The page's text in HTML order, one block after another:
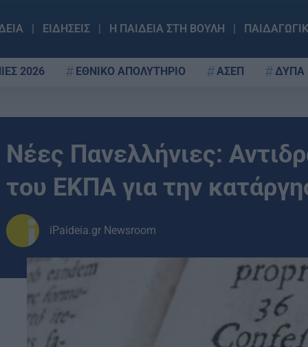
ΕΙΔΗΣΕΙΣ Η ΠΑΙΔΕΙΑ ΣΤΗ ΒΟΥΛΗ
2026 ΕΘΝΙΚΟ ΑΠΟΛΥΤΗΡΙΟ ΑΣΕΠ ΔΥΠΑ
Νέες Πανελλήνιες:
του ΕΚΠΑ για την
iPaideia.gr Newsroom